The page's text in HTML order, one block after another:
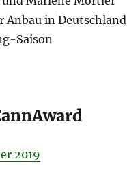
in Deutschland
Saison
2019